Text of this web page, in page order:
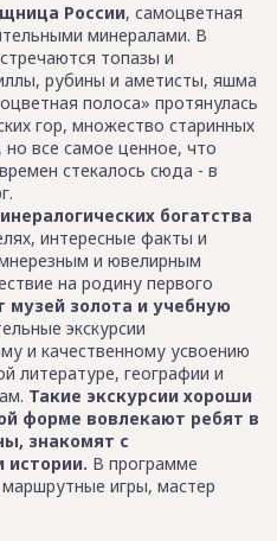
России, самоцветная
минералами. В
топазы и
рубины и аметисты, яшма
полоса» протянулась
гор, множество старинных
все самое ценное, что
стекалось сюда - в
богатства
интересные факты и
и ювелирным
на родину первого
музей золота и учебную
экскурсии
и качественному усвоению
литературе, географии и
Такие экскурсии хороши
форме вовлекают ребят в
знакомят с
В программе
игры, мастер